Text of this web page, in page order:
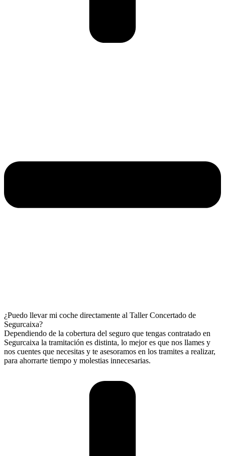
¿Puedo llevar mi coche directamente al Taller Concertado de
Segurcaixa?
Dependiendo de la cobertura del seguro que tengas contratado en
Segurcaixa la tramitación es distinta, lo mejor es que nos llames y
nos cuentes que necesitas y te asesoramos en los tramites a realizar,
para ahorrarte tiempo y molestias innecesarias.